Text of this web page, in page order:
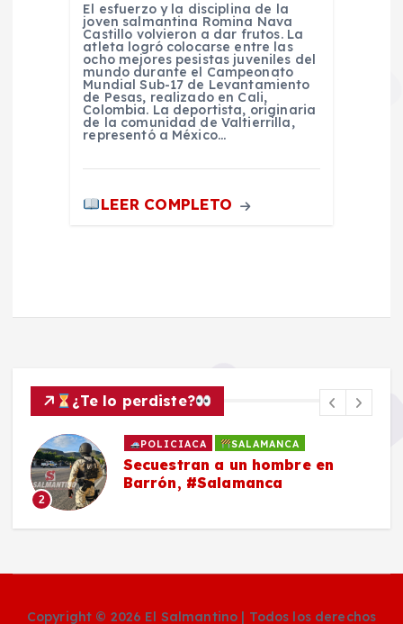
El esfuerzo y la disciplina de la
joven salmantina Romina Nava
Castillo volvieron a dar frutos. La
atleta logró colocarse entre las
ocho mejores pesistas juveniles del
mundo durante el Campeonato
Mundial Sub-17 de Levantamiento
de Pesas, realizado en Cali,
Colombia. La deportista, originaria
de la comunidad de Valtierrilla,
representó a México…
LEER COMPLETO
¿Te lo perdiste?
2
POLICIACA SALAMANCA
Secuestran a un hombre en
Barrón, #Salamanca
Copyright © 2026 El Salmantino | Todos los derechos